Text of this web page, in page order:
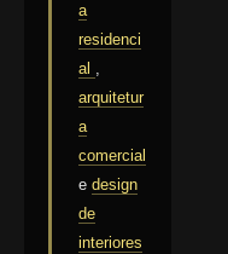
a
residenci
al ,
arquitetur
a
comercial
e design
de
interiores